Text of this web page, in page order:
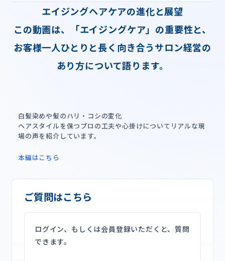
エイジングヘアケアの進化と展望
この動画は、「エイジングケア」の重要性と、
お客様一人ひとりと長く向き合うサロン経営の
あり方について語ります。
白髪染めや髪のハリ・コシの変化
ヘアスタイルを保つプロの工夫や心掛けについてリアルな現
場の声を紹介しています。
本編はこちら
ご質問はこちら
ログイン、もしくは会員登録いただくと、質問
できます。